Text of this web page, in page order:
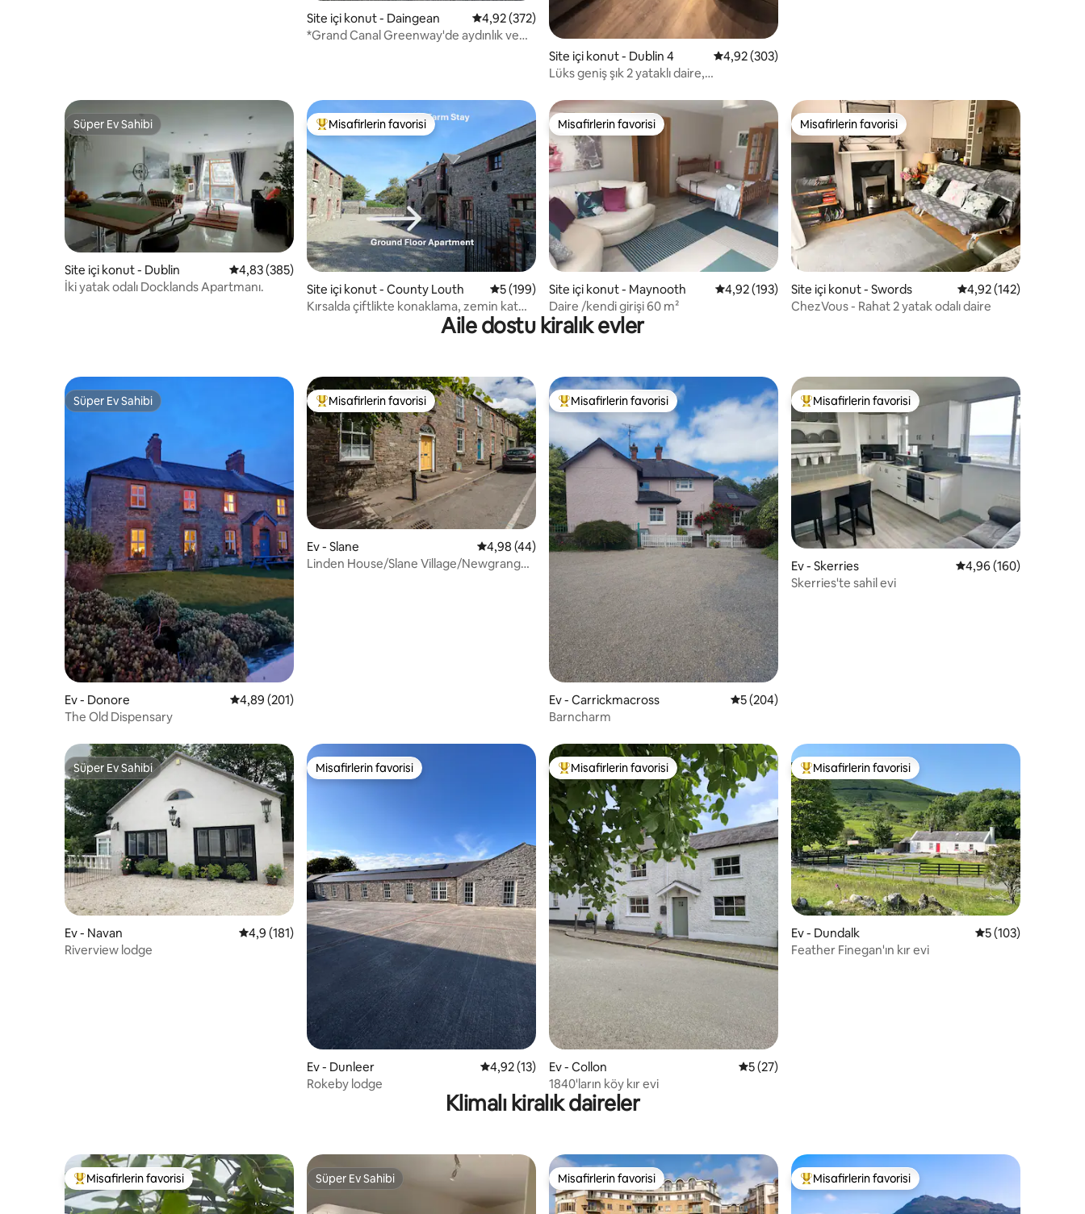
Site içi konut - Daingean 5 üzerinden ortalama 4,92 puan, 372 değerlendirme
4,92 (372)
*Grand Canal Greenway'de aydınlık ve
Site içi konut - Dublin 4 5 üzerinden ortalama 4,92 puan, 303 değerlendirme
4,92 (303)
Lüks geniş şık 2 yataklı daire,
Süper Ev Sahibi
Süper Ev Sahibi
Site içi konut - Dublin 5 üzerinden ortalama 4,83 puan, 385 değerlendirme
4,83 (385)
İki yatak odalı Docklands Apartmanı.
Misafirlerin favorilerinden en beğenilenler arasında
Misafirlerin favorisi
Site içi konut - County Louth 5 üzerinden ortalama 5 puan, 199 değerlendirme
5 (199)
Kırsalda çiftlikte konaklama, zemin kat
Misafirlerin favorisi
Misafirlerin favorisi
Site içi konut - Maynooth 5 üzerinden ortalama 4,92 puan, 193 değerlendirme
4,92 (193)
Daire /kendi girişi 60 m²
Misafirlerin favorisi
Misafirlerin favorisi
Site içi konut - Swords 5 üzerinden ortalama
4,92 (142)
ChezVous - Rahat 2 yatak odalı daire
Aile dostu kiralık evler
Süper Ev Sahibi
Süper Ev Sahibi
Ev - Donore 5 üzerinden ortalama 4,89 puan, 201 değerlendirme
4,89 (201)
The Old Dispensary
Misafirlerin favorilerinden en beğenilenler arasında
Misafirlerin favorisi
Ev - Slane 5 üzerinden ortalama 4,98 puan, 44 değerlendirme
4,98 (44)
Linden House/Slane Village/Newgrange
Misafirlerin favorilerinden en beğenilenler arasında
Misafirlerin favorisi
Ev - Carrickmacross 5 üzerinden ortalama 5 puan, 204 değerlendirme
5 (204)
Barncharm
Misafirlerin favorilerinden en beğenilenler arasında
Misafirlerin favorisi
Ev - Skerries 5 üzerinden ortalama
4,96 (160)
Skerries'te sahil evi
Süper Ev Sahibi
Süper Ev Sahibi
Ev - Navan 5 üzerinden ortalama 4,9 puan, 181 değerlendirme
4,9 (181)
Riverview lodge
Misafirlerin favorisi
Misafirlerin favorisi
Ev - Dunleer 5 üzerinden ortalama 4,92 puan, 13 değerlendirme
4,92 (13)
Rokeby lodge
Misafirlerin favorilerinden en beğenilenler arasında
Misafirlerin favorisi
Ev - Collon 5 üzerinden ortalama 5 puan, 27 değerlendirme
5 (27)
1840'ların köy kır evi
Misafirlerin favorilerinden en beğenilenler arasında
Misafirlerin favorisi
Ev - Dundalk 5 üzerinden
5 (103)
Feather Finegan'ın kır evi
Klimalı kiralık daireler
Misafirlerin favorilerinden en beğenilenler arasında
Misafirlerin favorisi Süper Ev Sahibi
Süper Ev Sahibi Misafirlerin favorisi
Misafirlerin favorisi Misafirlerin favorilerinden en beğenilenler arasında
Misafirlerin favorisi